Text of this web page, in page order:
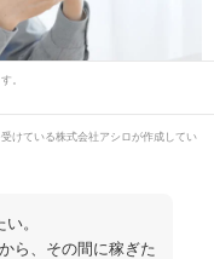
。
けている株式会社アシロが作成してい
。
ら、その間に稼ぎた